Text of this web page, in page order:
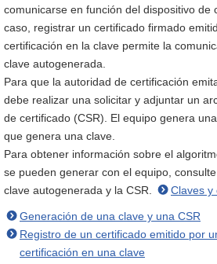
comunicarse en función del dispositivo de
caso, registrar un certificado firmado
certificación en la clave permite la
clave autogenerada.
Para que la autoridad de certificación
debe realizar una solicitar y adjuntar un
de certificado (CSR). El equipo genera
que genera una clave.
Para obtener información sobre el
se pueden generar con el equipo,
clave autogenerada y la CSR.
Claves y
Generación de una clave y una CSR
Registro de un certificado emitido por
certificación en una clave